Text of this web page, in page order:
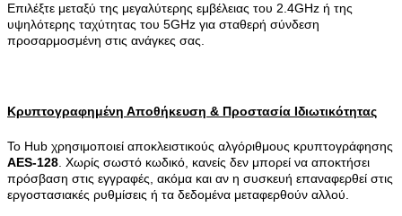
Επιλέξτε μεταξύ της μεγαλύτερης εμβέλειας του 2.4GHz ή της
υψηλότερης ταχύτητας του 5GHz για σταθερή σύνδεση
προσαρμοσμένη στις ανάγκες σας.
Κρυπτογραφημένη Αποθήκευση & Προστασία Ιδιωτικότητας
Το Hub χρησιμοποιεί αποκλειστικούς αλγόριθμους κρυπτογράφησης
AES-128 . Χωρίς σωστό κωδικό, κανείς δεν μπορεί να αποκτήσει
πρόσβαση στις εγγραφές, ακόμα και αν η συσκευή επαναφερθεί στις
εργοστασιακές ρυθμίσεις ή τα δεδομένα μεταφερθούν αλλού.